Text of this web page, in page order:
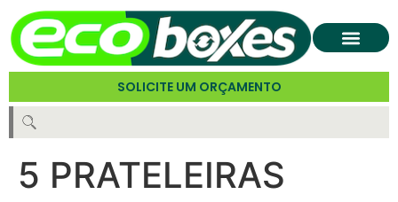
SOLICITE UM ORÇAMENTO
5 PRATELEIRAS